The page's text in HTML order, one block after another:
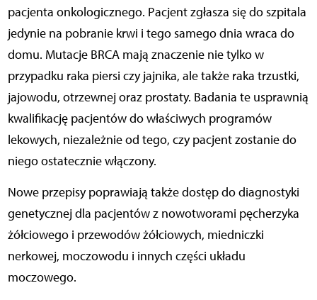
pacjenta onkologicznego. Pacjent zgłasza się do szpitala
jedynie na pobranie krwi i tego samego dnia wraca do
domu. Mutacje BRCA mają znaczenie nie tylko w
przypadku raka piersi czy jajnika, ale także raka trzustki,
jajowodu, otrzewnej oraz prostaty. Badania te usprawnią
kwalifikację pacjentów do właściwych programów
lekowych, niezależnie od tego, czy pacjent zostanie do
niego ostatecznie włączony.
Nowe przepisy poprawiają także dostęp do diagnostyki
genetycznej dla pacjentów z nowotworami pęcherzyka
żółciowego i przewodów żółciowych, miedniczki
nerkowej, moczowodu i innych części układu
moczowego.